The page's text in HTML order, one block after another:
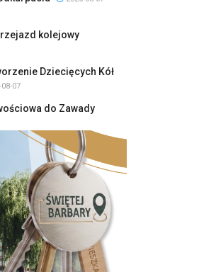
kolejowy
Dziecięcych Kół
08-07
do Zawady